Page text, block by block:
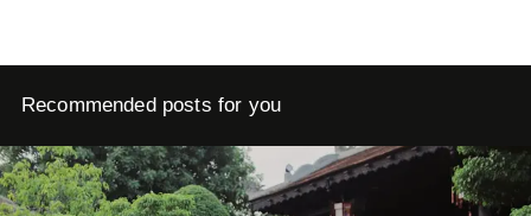
Recommended posts for you